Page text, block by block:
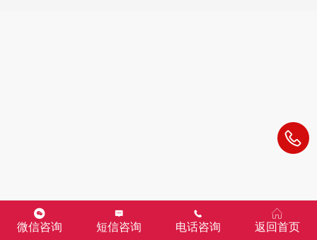
微信咨询 短信咨询 电话咨询 返回首页